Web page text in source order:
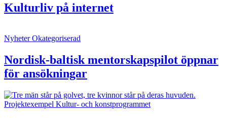
Kulturliv på internet
NyheterOkategoriserad
Nordisk-baltisk mentorskapspilot öppnar
för ansökningar
Projektexempel Kultur- och konstprogrammet